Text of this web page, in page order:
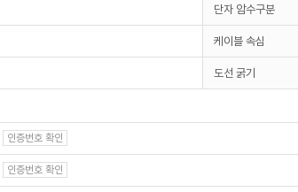
단자 암수구분
케이블 속심
도선 굵기
인증번호 확인
인증번호 확인